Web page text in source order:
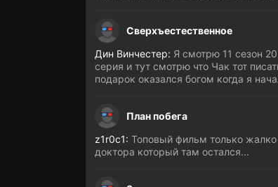
Сверхъестественное
Дин Винчестер: Я смотрю 11 сезон 20
серия и тут смотрю что Чак тот
подарок оказался богом когда я
План побега
z1r0c1: Топовый фильм только жалко
доктора который там остался...